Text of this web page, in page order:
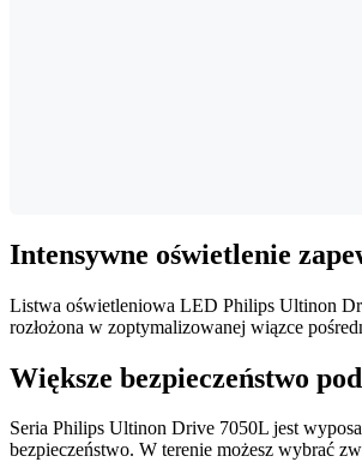
Intensywne oświetlenie
Listwa oświetleniowa LED Philips Ultinon
rozłożona w zoptymalizowanej wiązce
Większe bezpieczeństwo
Seria Philips Ultinon Drive 7050L jest
bezpieczeństwo. W terenie możesz wybrać